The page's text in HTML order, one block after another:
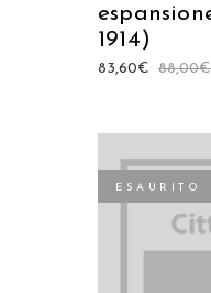
1914)
88,00€
83,60€
ESAURITO